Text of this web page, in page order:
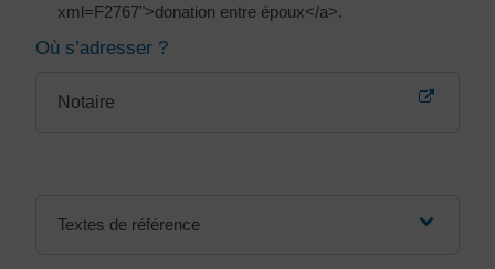
xml=F2767">donation entre époux</a>.
Où s’adresser ?
Notaire
Textes de référence